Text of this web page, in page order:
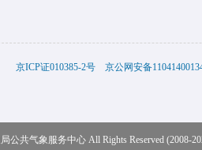
京ICP证010385-2号 京公网安备
公共气象服务中心All Rights Reserved (2008-